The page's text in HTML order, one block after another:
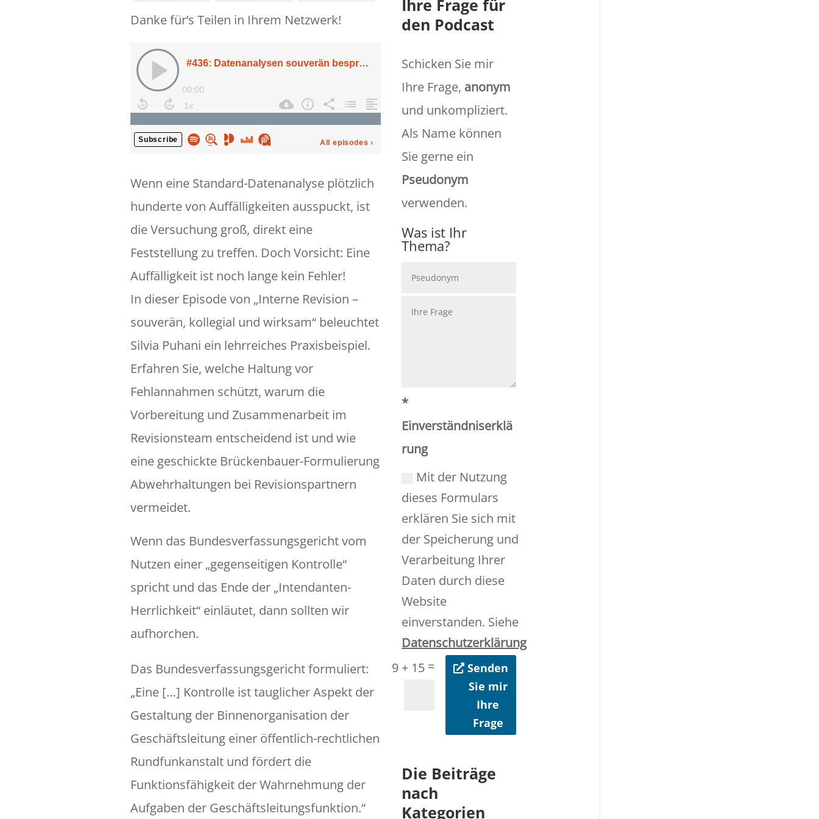
Danke für’s Teilen in Ihrem Netzwerk!
Wenn eine Standard-Datenanalyse plötzlich
hunderte von Auffälligkeiten ausspuckt, ist
die Versuchung groß, direkt eine
Feststellung zu treffen. Doch Vorsicht: Eine
Auffälligkeit ist noch lange kein Fehler!
In dieser Episode von „Interne Revision –
souverän, kollegial und wirksam“ beleuchtet
Silvia Puhani ein lehrreiches Praxisbeispiel.
Erfahren Sie, welche Haltung vor
Fehlannahmen schützt, warum die
Vorbereitung und Zusammenarbeit im
Revisionsteam entscheidend ist und wie
eine geschickte Brückenbauer-Formulierung
Abwehrhaltungen bei Revisionspartnern
vermeidet.
Wenn das Bundesverfassungsgericht vom
Nutzen einer „gegenseitigen Kontrolle“
spricht und das Ende der „Intendanten-
Herrlichkeit“ einläutet, dann sollten wir
aufhorchen.
Das Bundesverfassungsgericht formuliert:
„Eine […] Kontrolle ist tauglicher Aspekt der
Gestaltung der Binnenorganisation der
Geschäftsleitung einer öffentlich-rechtlichen
Rundfunkanstalt und fördert die
Funktionsfähigkeit der Wahrnehmung der
Aufgaben der Geschäftsleitungsfunktion.“
Ihre Frage für
den Podcast
Schicken Sie mir
Ihre Frage, anonym
und unkompliziert.
Als Name können
Sie gerne ein
Pseudonym
verwenden.
Was ist Ihr
Thema?
*
Einverständniserklä
rung
Mit der Nutzung
dieses Formulars
erklären Sie sich mit
der Speicherung und
Verarbeitung Ihrer
Daten durch diese
Website
einverstanden. Siehe
Datenschutzerklärung
9 + 15 =
Senden
Sie mir
Ihre
Frage
Die Beiträge
nach
Kategorien